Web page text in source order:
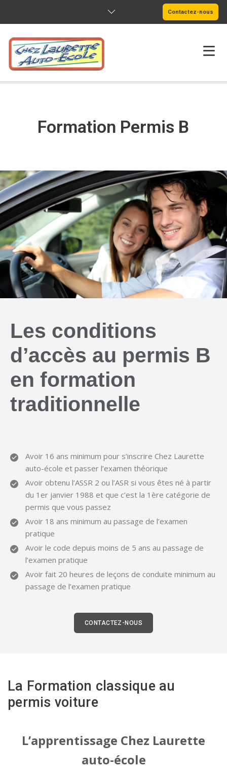
Contactez-nous
QUI SOMMES-NOUS ?
CONTACT
Formation Permis B
Les conditions
d’accès au permis B
en formation
traditionnelle
Avoir 16 ans minimum pour s’inscrire Chez Laurette
auto-école et passer l’examen théorique
Avoir obtenu l’ASSR 2 ou l’ASR si vous êtes né à partir
du 1er janvier 1988 et que c’est la 1ère catégorie de
permis que vous passez
Avoir 18 ans minimum au passage de l’examen
pratique
Avoir le code depuis moins de 5 ans au passage de
l’examen pratique
Avoir fait 20 heures de leçons de conduite minimum au
passage de l’examen pratique
CONTACTEZ-NOUS
La Formation classique au
permis voiture
L’apprentissage Chez Laurette
auto-école